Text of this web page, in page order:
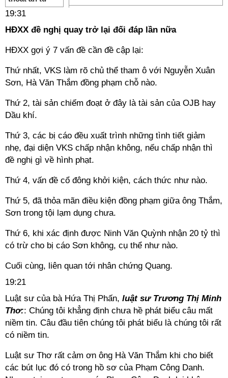
19:31
HĐXX đề nghị quay trở lại đối đáp lần nữa
HĐXX gợi ý 7 vấn đề cần đề cập lại:
Thứ nhất, VKS làm rõ chủ thể tham ô với Nguyễn Xuân
Sơn, Hà Văn Thắm đồng phạm chỗ nào.
Thứ 2, tài sản chiếm đoạt ở đây là tài sản của OJB hay
Dầu khí.
Thứ 3, các bị cáo đều xuất trình những tình tiết giảm
nhẹ, đại diện VKS chấp nhận không, nếu chấp nhận thì
đề nghị gì về hình phạt.
Thứ 4, vấn đề cổ đông khởi kiện, cách thức như nào.
Thứ 5, đã thỏa mãn điều kiện đồng phạm giữa ông Thắm,
Sơn trong tội lạm dụng chưa.
Thứ 6, khi xác định được Ninh Văn Quỳnh nhận 20 tỷ thì
có trừ cho bị cáo Sơn không, cụ thể như nào.
Cuối cùng, liên quan tới nhân chứng Quang.
19:21
Luật sư của bà Hứa Thị Phấn, luật sư Trương Thị Minh
Thơ:: Chúng tôi khẳng định chưa hề phát biểu câu mất
niềm tin. Câu đầu tiên chúng tôi phát biểu là chúng tôi rất
có niềm tin.
Luật sư Thơ rất cảm ơn ông Hà Văn Thắm khi cho biết
các bút lục đó có trong hồ sơ của Phạm Công Danh.